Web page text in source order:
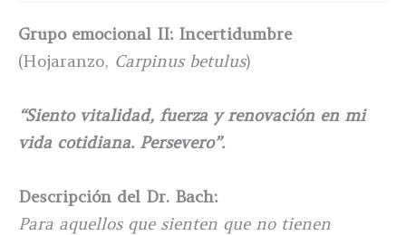
Grupo emocional II: Incertidumbre
(Hojaranzo, Carpinus betulus)
“Siento vitalidad, fuerza y renovación en mi
vida cotidiana. Persevero”.
Descripción del Dr. Bach:
Para aquellos que sienten que no tienen